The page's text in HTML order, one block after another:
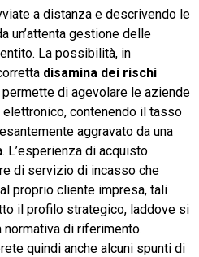
a distanza e descrivendo le
un’attenta gestione delle
La possibilità, in
disamina dei rischi
permette di agevolare le aziende
contenendo il tasso
aggravato da una
L’esperienza di acquisto
di servizio di incasso che
proprio cliente impresa, tali
il profilo strategico, laddove si
di riferimento.
quindi anche alcuni spunti di